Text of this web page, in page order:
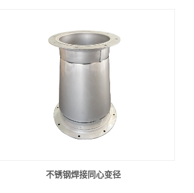
不锈钢焊接同心变径